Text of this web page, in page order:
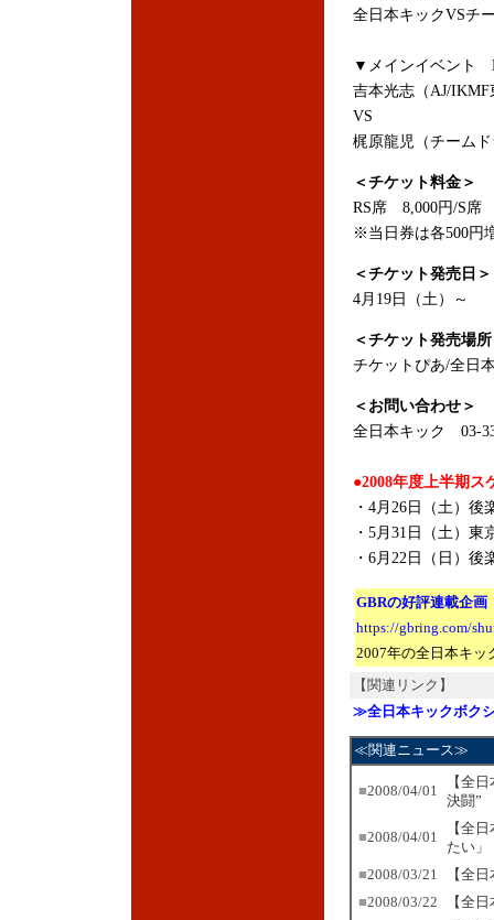
全日本キックVSチ
▼メインイベント
吉本光志（AJ/
VS
梶原龍児（チーム
＜チケット料金＞
RS席 8,000円/S席
※当日券は各500円
＜チケット発売日＞
4月19日（土）～
＜チケット発売場
チケットぴあ/全日
＜お問い合わせ＞
全日本キック 03-
●2008年度上半期ス
・4月26日（土）後
・5月31日（土）東
・6月22日（日）後
GBRの好評連載企画
https://gbring.com/
2007年の全日本キッ
【関連リンク】
≫全日本キックボク
≪関連ニュース≫
■2008/04/01
【全
決闘”
■2008/04/01
【全
たい」
■2008/03/21
【全
■2008/03/22 【全